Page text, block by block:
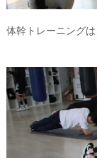
体幹トレーニング